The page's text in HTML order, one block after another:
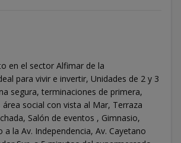
en el sector Alfimar de la
para vivir e invertir, Unidades de 2 y 3
segura, terminaciones de primera,
área social con vista al Mar, Terraza
Salón de eventos , Gimnasio,
a la Av. Independencia, Av. Cayetano